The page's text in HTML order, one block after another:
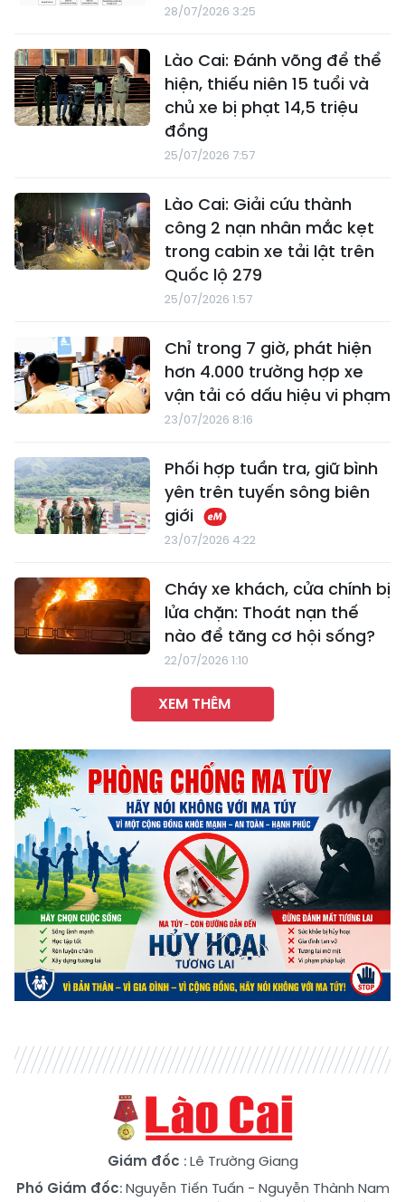
28/07/2026 3:25
Lào Cai: Đánh võng để thể
hiện, thiếu niên 15 tuổi và
chủ xe bị phạt 14,5 triệu
đồng
25/07/2026 7:57
Lào Cai: Giải cứu thành
công 2 nạn nhân mắc kẹt
trong cabin xe tải lật trên
Quốc lộ 279
25/07/2026 1:57
Chỉ trong 7 giờ, phát hiện
hơn 4.000 trường hợp xe
vận tải có dấu hiệu vi phạm
23/07/2026 8:16
Phối hợp tuần tra, giữ bình
yên trên tuyến sông biên
giới
23/07/2026 4:22
Cháy xe khách, cửa chính bị
lửa chặn: Thoát nạn thế
nào để tăng cơ hội sống?
22/07/2026 1:10
XEM THÊM
Giám đốc : Lê Trường Giang
Phó Giám đốc:Nguyễn Tiến Tuấn - Nguyễn Thành Nam